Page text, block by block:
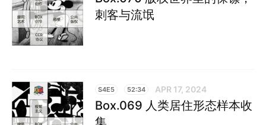
刺客与流氓
S4E5 52:34 APR 17, 2024
Box.069 人类居住形态样本收